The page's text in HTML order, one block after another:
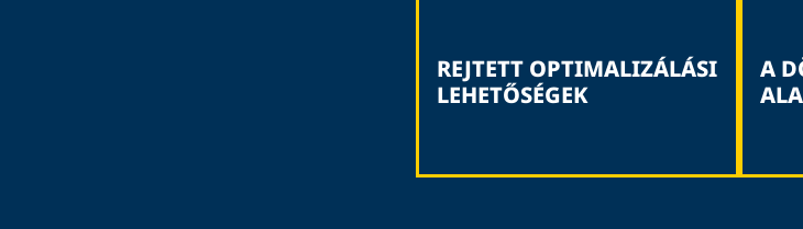
REJTETT OPTIMALIZÁLÁSI
LEHETŐSÉGEK
A